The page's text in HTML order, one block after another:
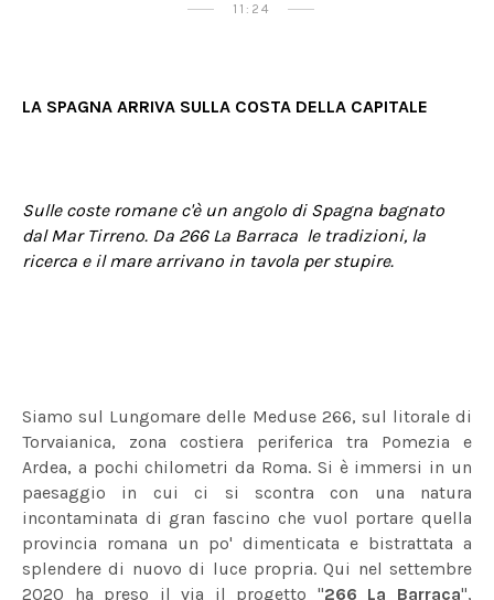
11:24
LA SPAGNA ARRIVA SULLA COSTA DELLA CAPITALE
Sulle coste romane c'è un angolo di Spagna bagnato
dal Mar Tirreno. Da 266 La Barraca le tradizioni, la
ricerca e il mare arrivano in tavola per stupire.
Siamo sul Lungomare delle Meduse 266, sul litorale di
Torvaianica, zona costiera periferica tra Pomezia e
Ardea, a pochi chilometri da Roma. Si è immersi in un
paesaggio in cui ci si scontra con una natura
incontaminata di gran fascino che vuol portare quella
provincia romana un po' dimenticata e bistrattata a
splendere di nuovo di luce propria. Qui nel settembre
2020 ha preso il via il progetto "266 La Barraca",